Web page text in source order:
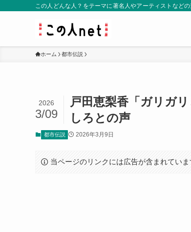
この人どんな人？をテーマに著名人やアーティストなど
ホーム 都市伝説
戸田恵梨香「ガリガ
しろとの声
2026
3/09
都市伝説 2026年3月9日
当ページのリンクには広告が含まれていま